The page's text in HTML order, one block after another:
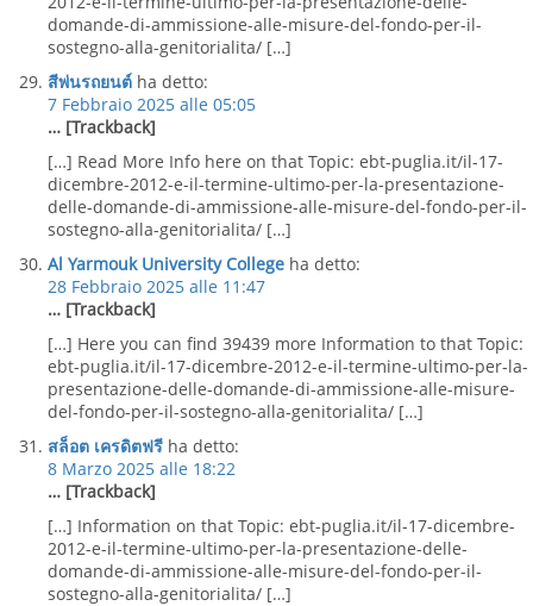
domande-di-ammissione-alle-misure-del-fondo-per-il-
sostegno-alla-genitorialita/ […]
สีพ่นรถยนต์ ha detto:
7 Febbraio 2025 alle 05:05
… [Trackback]
[…] Read More Info here on that Topic: ebt-puglia.it/il-17-
dicembre-2012-e-il-termine-ultimo-per-la-presentazione-
delle-domande-di-ammissione-alle-misure-del-fondo-per-il-
sostegno-alla-genitorialita/ […]
Al Yarmouk University College ha detto:
28 Febbraio 2025 alle 11:47
… [Trackback]
[…] Here you can find 39439 more Information to that Topic:
ebt-puglia.it/il-17-dicembre-2012-e-il-termine-ultimo-per-la-
presentazione-delle-domande-di-ammissione-alle-misure-
del-fondo-per-il-sostegno-alla-genitorialita/ […]
สล็อต เครดิตฟรี ha detto:
8 Marzo 2025 alle 18:22
… [Trackback]
[…] Information on that Topic: ebt-puglia.it/il-17-dicembre-
2012-e-il-termine-ultimo-per-la-presentazione-delle-
domande-di-ammissione-alle-misure-del-fondo-per-il-
sostegno-alla-genitorialita/ […]